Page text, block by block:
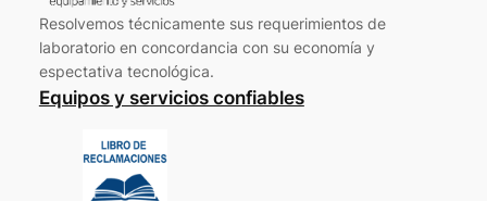
Resolvemos técnicamente sus requerimientos de
laboratorio en concordancia con su economía y
espectativa tecnológica.
Equipos y servicios confiables